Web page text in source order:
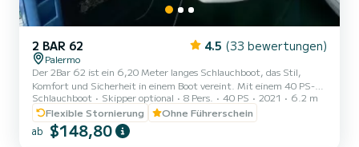
2 BAR 62 4.5 (33 bewertungen)
Palermo
Der 2Bar 62 ist ein 6,20 Meter langes Schlauchboot, das Stil,
Komfort und Sicherheit in einem Boot vereint. Mit einem 40 PS-
Motor kann es ohne Bootsführerschein gefahren werden, was es
perfekt für Familien, Freundesgruppen oder diejenigen macht, die
das Meer in voller Autonomie erleben möchten. Dank seiner
großzügigen Wohnfläche, dem Sonnendeck im Bug, den
Schlauchboot Skipper optional 8 Pers. 40 PS 2021
6.2 m
Flexible Stornierung
Ohne Führerschein
ab $148,80